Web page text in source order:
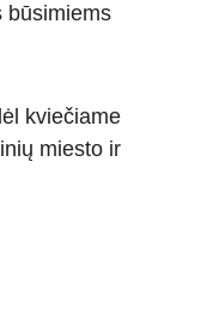
būsimiems
kviečiame
miesto ir